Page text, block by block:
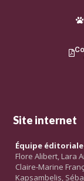
Site internet
Équipe éditoriale
Flore Alibert, Lara
Claire-Marine
Kapsambelis,